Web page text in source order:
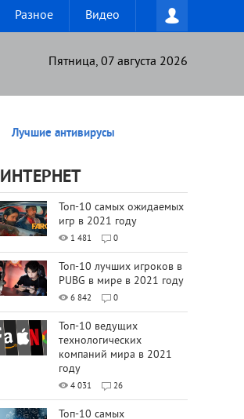
Разное Видео
Пятница, 07 августа 2026
Лучшие антивирусы
ИНТЕРНЕТ
Топ-10 самых ожидаемых
игр в 2021 году
1 481 0
Топ-10 лучших игроков в
PUBG в мире в 2021 году
6 842 0
Топ-10 ведущих
технологических
компаний мира в 2021
году
4 031 26
Топ-10 самых